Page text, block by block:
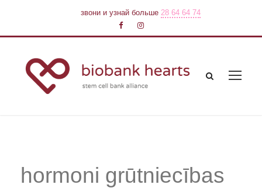
звони и узнай больше28 64 64 74
hormoni grūtniecības